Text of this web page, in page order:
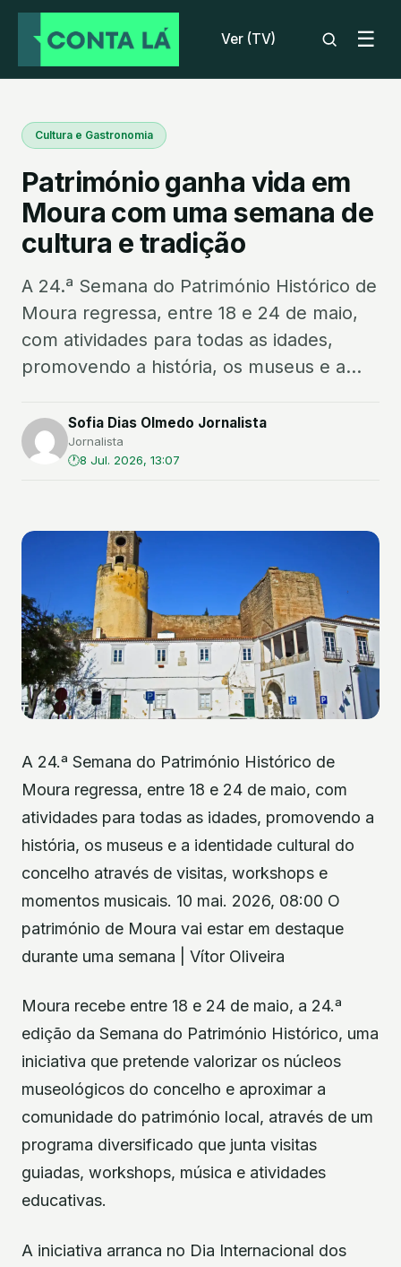
Ver (TV) ☰
Cultura e Gastronomia
Património ganha vida em
Moura com uma semana de
cultura e tradição
A 24.ª Semana do Património Histórico de
Moura regressa, entre 18 e 24 de maio,
com atividades para todas as idades,
promovendo a história, os museus e a...
Sofia Dias Olmedo Jornalista
Jornalista
8 Jul. 2026, 13:07
A 24.ª Semana do Património Histórico de
Moura regressa, entre 18 e 24 de maio, com
atividades para todas as idades, promovendo a
história, os museus e a identidade cultural do
concelho através de visitas, workshops e
momentos musicais. 10 mai. 2026, 08:00 O
património de Moura vai estar em destaque
durante uma semana | Vítor Oliveira
Moura recebe entre 18 e 24 de maio, a 24.ª
edição da Semana do Património Histórico, uma
iniciativa que pretende valorizar os núcleos
museológicos do concelho e aproximar a
comunidade do património local, através de um
programa diversificado que junta visitas
guiadas, workshops, música e atividades
educativas.
A iniciativa arranca no Dia Internacional dos